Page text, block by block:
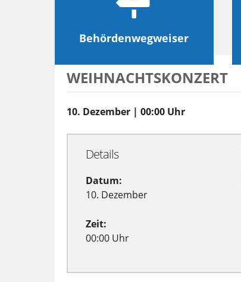
Behördenwegweiser
WEIHNACHTSKONZERT
10. Dezember | 00:00 Uhr
Details
Datum:
10. Dezember
Zeit:
00:00 Uhr